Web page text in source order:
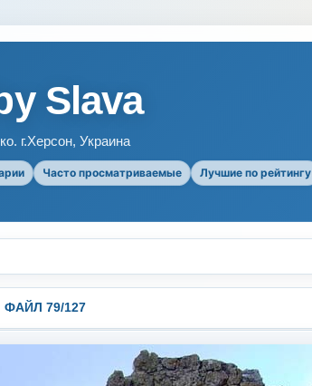
Slava
г.Херсон, Украина
Часто просматриваемые Лучшие по рейтингу
ФАЙЛ 79/127